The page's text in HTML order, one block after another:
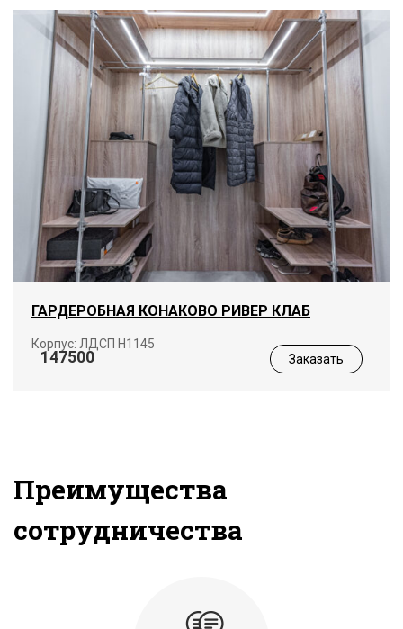
ГАРДЕРОБНАЯ КОНАКОВО РИВЕР КЛАБ
Корпус: ЛДСП Н1145
147500 Заказать
Преимущества
сотрудничества